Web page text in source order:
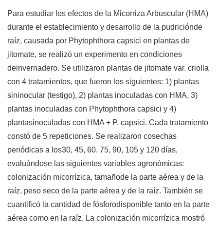
Para estudiar los efectos de la Micorriza Arbuscular (HMA)
durante el establecimiento y desarrollo de la pudriciónde
raíz, causada por Phytophthora capsici en plantas de
jitomate, se realizó un experimento en condiciones
deinvernadero. Se utilizaron plantas de jitomate var. criolla
con 4 tratamientos, que fueron los siguientes: 1) plantas
sininocular (testigo), 2) plantas inoculadas con HMA, 3)
plantas inoculadas con Phytophthora capsici y 4)
plantasinoculadas con HMA + P. capsici. Cada tratamiento
constó de 5 repeticiones. Se realizaron cosechas
periódicas a los30, 45, 60, 75, 90, 105 y 120 días,
evaluándose las siguientes variables agronómicas:
colonización micorrízica, tamañode la parte aérea y de la
raíz, peso seco de la parte aérea y de la raíz. También se
cuantificó la cantidad de fósforodisponible tanto en la parte
aérea como en la raíz. La colonización micorrízica mostró